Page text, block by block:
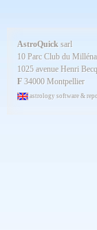
AstroQuick sarl
10 Parc Club du
1025 avenue Henri
F 34000 Montpellier
astrology software &